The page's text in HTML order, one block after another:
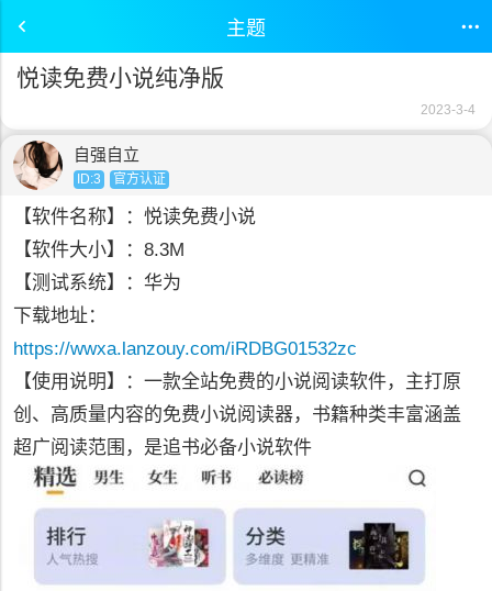
主题
悦读免费小说纯净版
2023-3-4
自强自立
ID:3 官方认证
【软件名称】：悦读免费小说
【软件大小】：8.3M
【测试系统】：华为
下载地址：
https://wwxa.lanzouy.com/iRDBG01532zc
【使用说明】：一款全站免费的小说阅读软件，主打原
创、高质量内容的免费小说阅读器，书籍种类丰富涵盖
超广阅读范围，是追书必备小说软件